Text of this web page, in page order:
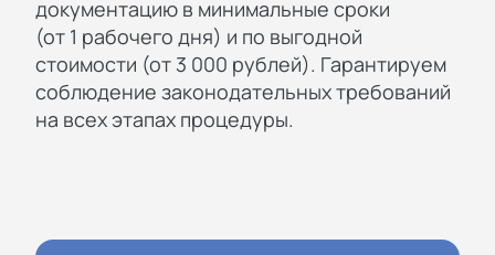
документацию в минимальные сроки
(от 1 рабочего дня) и по выгодной
стоимости (от 3 000 рублей). Гарантируем
соблюдение законодательных требований
на всех этапах процедуры.
именно документ нужен вам для